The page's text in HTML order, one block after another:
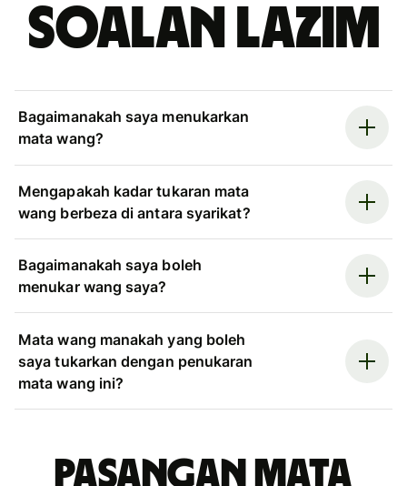
Soalan Lazim
Bagaimanakah saya menukarkan
mata wang?
Mengapakah kadar tukaran mata
wang berbeza di antara syarikat?
Bagaimanakah saya boleh
menukar wang saya?
Mata wang manakah yang boleh
saya tukarkan dengan penukaran
mata wang ini?
Pasangan mata